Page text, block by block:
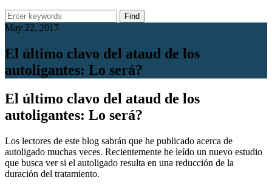
May 22, 2017
El último clavo del ataud de los
autoligantes: Lo será?
El último clavo del ataud de los
autoligantes: Lo será?
Los lectores de este blog sabrán que he publicado acerca de
autoligado muchas veces. Recientemente he leído un nuevo estudio
que busca ver si el autoligado resulta en una reducción de la
duración del tratamiento.